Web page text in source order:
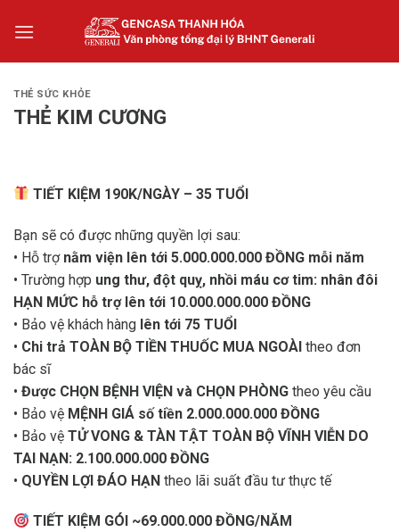
THẺ SỨC KHỎE
THẺ KIM CƯƠNG
TIẾT KIỆM 190K/NGÀY – 35 TUỔI
Bạn sẽ có được những quyền lợi sau:
• Hỗ trợ nằm viện lên tới 5.000.000.000 ĐỒNG mỗi năm
• Trường hợp ung thư, đột quỵ, nhồi máu cơ tim: nhân đôi
HẠN MỨC hỗ trợ lên tới 10.000.000.000 ĐỒNG
• Bảo vệ khách hàng lên tới 75 TUỔI
• Chi trả TOÀN BỘ TIỀN THUỐC MUA NGOÀI theo đơn
bác sĩ
• Được CHỌN BỆNH VIỆN và CHỌN PHÒNG theo yêu cầu
• Bảo vệ MỆNH GIÁ số tiền 2.000.000.000 ĐỒNG
• Bảo vệ TỬ VONG & TÀN TẬT TOÀN BỘ VĨNH VIỄN DO
TAI NẠN: 2.100.000.000 ĐỒNG
• QUYỀN LỢI ĐÁO HẠN theo lãi suất đầu tư thực tế
TIẾT KIỆM GÓI ~69.000.000 ĐỒNG/NĂM